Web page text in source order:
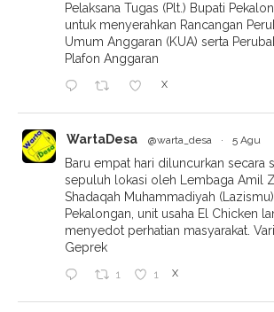
Pelaksana Tugas (Plt.) Bupati
untuk menyerahkan Rancangan
Umum Anggaran (KUA) serta
Plafon Anggaran
X
WartaDesa @warta_desa · 5 Agu
Baru empat hari diluncurkan secara
sepuluh lokasi oleh Lembaga Amil
Shadaqah Muhammadiyah
Pekalongan, unit usaha El Chicken
menyedot perhatian masyarakat.
Geprek
1 1 X